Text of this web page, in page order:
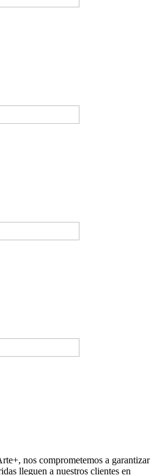
nos comprometemos a garantizar
lleguen a nuestros clientes en